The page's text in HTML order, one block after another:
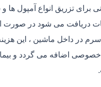
برای تزریق انواع آمپول ها
دریافت می شود در صورت
سرم در داخل ماشین ، این
خصوصی اضافه می گردد و